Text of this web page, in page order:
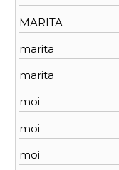
MARITA
marita
marita
moi
moi
moi